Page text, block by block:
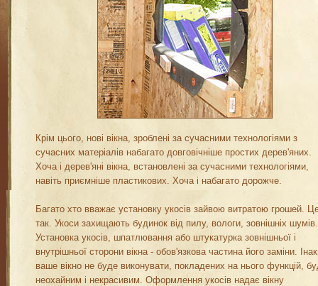
Крім цього, нові вікна, зроблені за сучасними технологіями з
сучасних матеріалів набагато довговічніше простих дерев'яних.
Хоча і дерев'яні вікна, встановлені за сучасними технологіями,
навіть приємніше пластикових. Хоча і набагато дорожче.
Багато хто вважає установку укосів зайвою витратою грошей.
так. Укоси захищають будинок від пилу, вологи, зовнішніх шумів.
Установка укосів, шпатлювання або штукатурка зовнішньої і
внутрішньої сторони вікна - обов'язкова частина його заміни.
ваше вікно не буде виконувати, покладених на нього функцій,
неохайним і некрасивим. Оформлення укосів надає вікну